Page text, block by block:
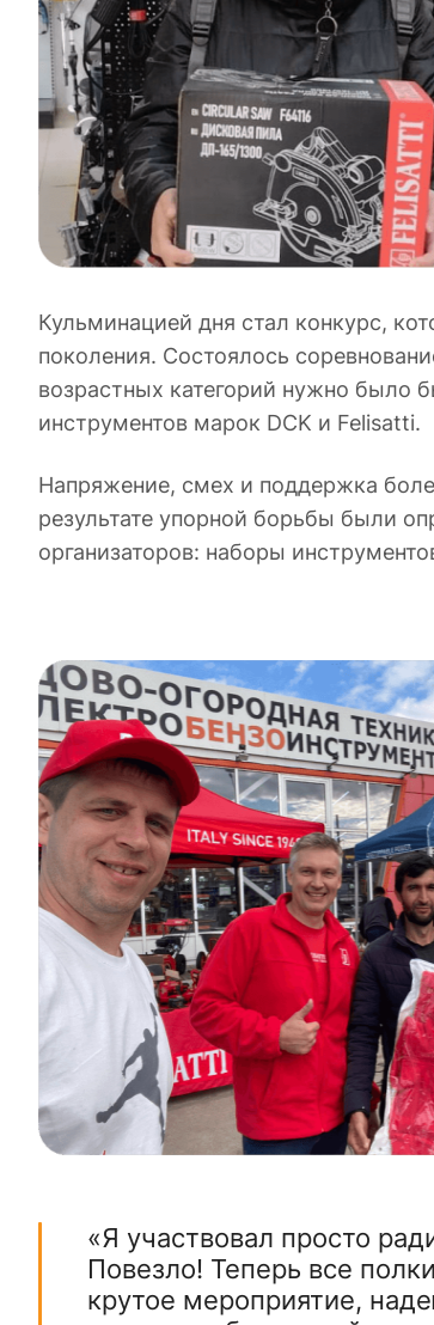
Кульминацией дня стал конкурс,
поколения. Состоялось
возрастных категорий нужно было
инструментов марок DCK и Felisatti.
Напряжение, смех и поддержка
результате упорной борьбы были
организаторов: наборы
«Я участвовал просто
Повезло! Теперь все
крутое мероприятие,